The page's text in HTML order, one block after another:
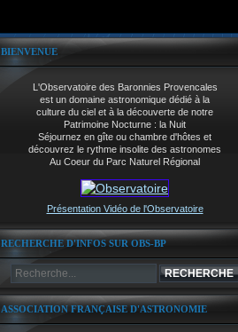
BIENVENUE
L'Observatoire des Baronnies Provencales
est un domaine astronomique dédié à la
culture du ciel et à la découverte de notre
Patrimoine Nocturne : la Nuit
Séjournez en gîte ou chambre d'hôtes et
découvrez le rythme insolite des astronomes
Au Coeur du Parc Naturel Régional
Présentation Vidéo de l'Observatoire
RECHERCHE D'INFOS SUR OBS-BP
ASSOCIATION FRANÇAISE D'ASTRONOMIE